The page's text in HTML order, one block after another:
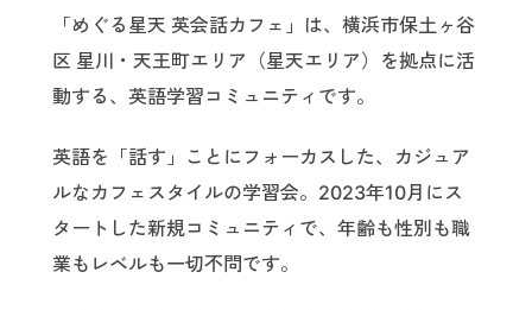
「めぐる星天 英会話カフェ」は、横浜市保土ヶ谷
区 星川・天王町エリア（星天エリア）を拠点に活
動する、英語学習コミュニティです。
英語を「話す」ことにフォーカスした、カジュア
ルなカフェスタイルの学習会。2023年10月にス
タートした新規コミュニティで、年齢も性別も職
業もレベルも一切不問です。